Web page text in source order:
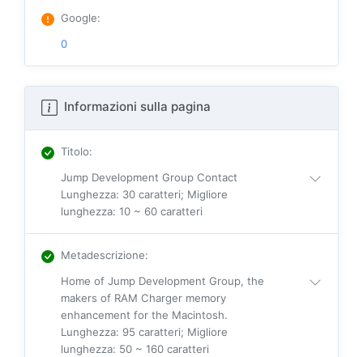
Google:
0
Informazioni sulla pagina
Titolo:
Jump Development Group Contact
Lunghezza: 30 caratteri; Migliore
lunghezza: 10 ~ 60 caratteri
Metadescrizione:
Home of Jump Development Group, the
makers of RAM Charger memory
enhancement for the Macintosh.
Lunghezza: 95 caratteri; Migliore
lunghezza: 50 ~ 160 caratteri